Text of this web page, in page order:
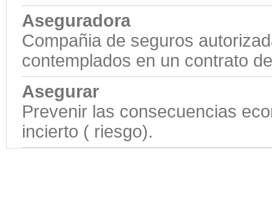
Aseguradora
Compañia de seguros
contemplados en un contrato
Asegurar
Prevenir las consecuencias
incierto ( riesgo).